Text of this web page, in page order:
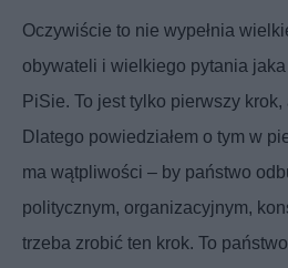
Oczywiście to nie wypełnia
obywateli i wielkiego pytania
PiSie. To jest tylko pierwszy
Dlatego powiedziałem o tym w
ma wątpliwości – by państwo
politycznym, organizacyjnym,
trzeba zrobić ten krok. To